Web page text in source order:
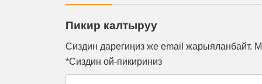
Пикир калтыруу
Сиздин дарегиңиз же email жарыяланбайт.
*Сиздин ой-пикириниз